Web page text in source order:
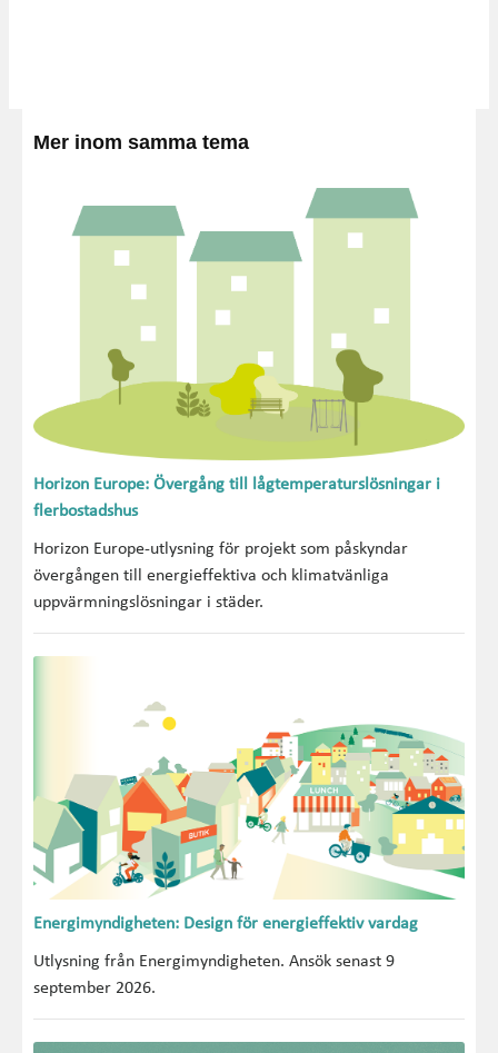
Mer inom samma tema
Horizon Europe: Övergång till lågtemperaturslösningar i
flerbostadshus
Horizon Europe-utlysning för projekt som påskyndar
övergången till energieffektiva och klimatvänliga
uppvärmningslösningar i städer.
Energimyndigheten: Design för energieffektiv vardag
Utlysning från Energimyndigheten. Ansök senast 9
september 2026.